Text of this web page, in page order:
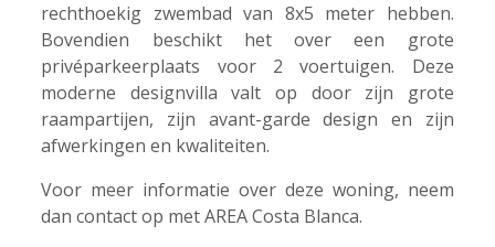
rechthoekig zwembad van 8x5 meter hebben.
Bovendien beschikt het over een grote
privéparkeerplaats voor 2 voertuigen. Deze
moderne designvilla valt op door zijn grote
raampartijen, zijn avant-garde design en zijn
afwerkingen en kwaliteiten.
Voor meer informatie over deze woning, neem
dan contact op met AREA Costa Blanca.